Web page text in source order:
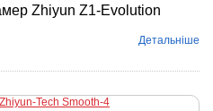
Zhiyun Z1-Evolution
Детальніше